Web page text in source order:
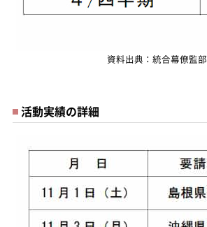
資料出典：統合幕僚監部
活動実績の詳細